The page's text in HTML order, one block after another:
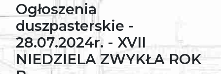
Ogłoszenia
duszpasterskie -
28.07.2024r. - XVII
NIEDZIELA ZWYKŁA ROK